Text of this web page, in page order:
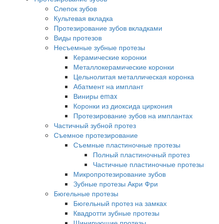
Слепок зубов
Культевая вкладка
Протезирование зубов вкладками
Виды протезов
Несъемные зубные протезы
Керамические коронки
Металлокерамические коронки
Цельнолитая металлическая коронка
Абатмент на имплант
Виниры emax
Коронки из диоксида циркония
Протезирование зубов на имплантах
Частичный зубной протез
Съемное протезирование
Съемные пластиночные протезы
Полный пластиночный протез
Частичные пластиночные протезы
Микропротезирование зубов
Зубные протезы Акри Фри
Бюгельные протезы
Бюгельный протез на замках
Квадротти зубные протезы